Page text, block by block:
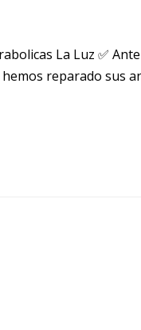
La Luz ✅
reparado sus